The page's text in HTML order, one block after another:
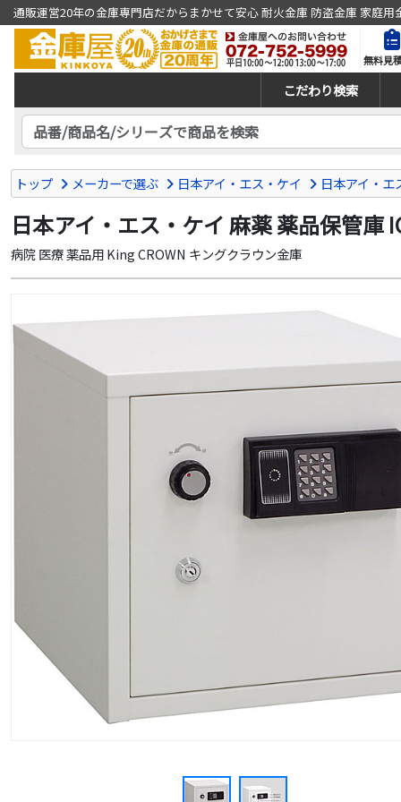
通販運営20年の金庫専門店だからまかせて安心 耐火金庫 防盗金庫 家庭用
無料見
こだわり検索
トップ メーカーで選ぶ 日本アイ・エス・ケイ 日本アイ・エ
日本アイ・エス・ケイ 麻薬 薬品保管庫
病院 医療 薬品用 King CROWN キングクラウン金庫